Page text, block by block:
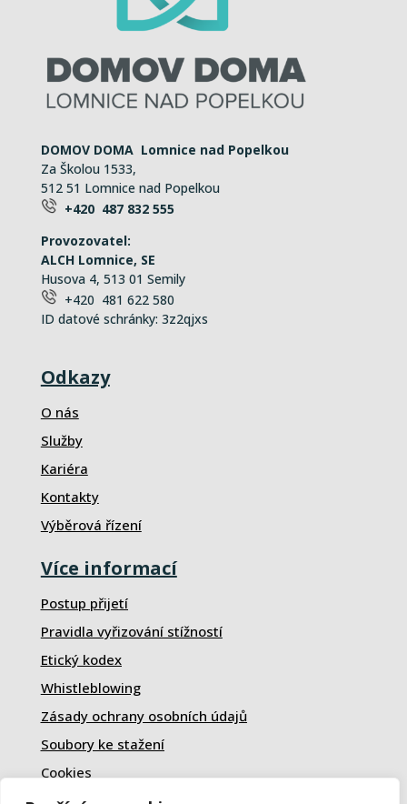
DOMOV DOMA Lomnice nad Popelkou
Za Školou 1533,
512 51 Lomnice nad Popelkou
+420 487 832 555
Provozovatel:
ALCH Lomnice, SE
Husova 4, 513 01 Semily
+420 481 622 580
ID datové schránky: 3z2qjxs
Odkazy
O nás
Služby
Kariéra
Kontakty
Výběrová řízení
Více informací
Postup přijetí
Pravidla vyřizování stížností
Etický kodex
Whistleblowing
Zásady ochrany osobních údajů
Soubory ke stažení
Cookies